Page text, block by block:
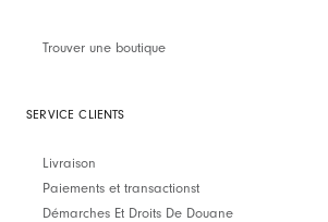
Trouver une boutique
SERVICE CLIENTS
Livraison
Paiements et transactionst
Démarches Et Droits De Douane